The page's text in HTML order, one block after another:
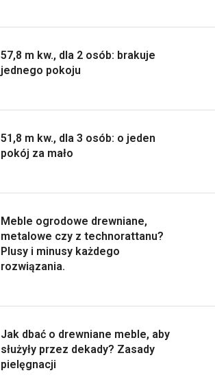
57,8 m kw., dla 2 osób: brakuje
jednego pokoju
51,8 m kw., dla 3 osób: o jeden
pokój za mało
Meble ogrodowe drewniane,
metalowe czy z technorattanu?
Plusy i minusy każdego
rozwiązania.
Jak dbać o drewniane meble, aby
służyły przez dekady? Zasady
pielęgnacji